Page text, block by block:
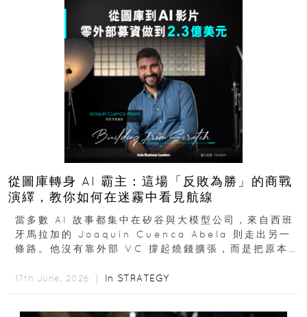
從圖庫轉身 AI 霸主：這場「反敗為勝」的商戰
演繹，教你如何在迷霧中看見航線
當多數 AI 故事都集中在矽谷與大模型公司，來自西班
牙馬拉加的 Joaquín Cuenca Abela 則走出另一
條路。他沒有靠外部 VC 撐起燒錢擴張，而是把原本
17th June, 2026 ｜ In STRATEGY